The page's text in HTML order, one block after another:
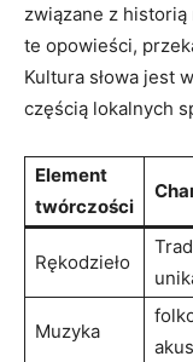
związane z
te opowieści,
Kultura słowa jest
częścią lokalnych
Element
twórczości
Rękodzieło
Muzyka